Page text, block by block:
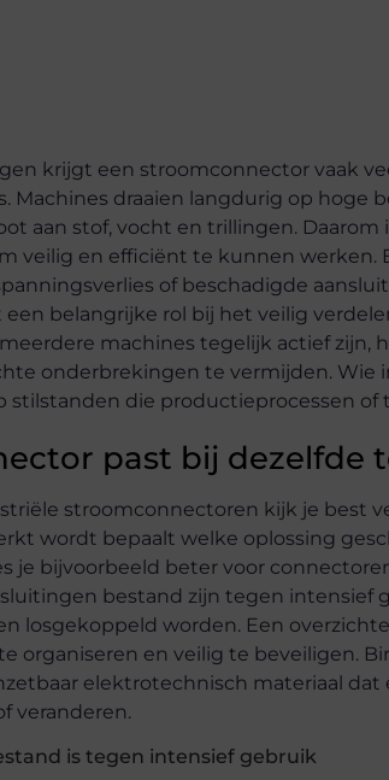
krijgt een stroomconnector vaak
Machines draaien langdurig op hoge
aan stof, vocht en trillingen. Daarom
veilig en efficiënt te kunnen werken.
of beschadigde
belangrijke rol bij het veilig
machines tegelijk actief
onderbrekingen te vermijden.
stilstanden die productieprocessen
past bij dezelfde
stroomconnectoren kijk je best
wordt bepaalt welke oplossing
je bijvoorbeeld beter voor
bestand zijn tegen
losgekoppeld worden. Een
organiseren en veilig te beveiligen.
elektrotechnisch materiaal
veranderen.
is tegen intensief gebruik